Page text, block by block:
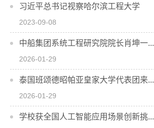
习近平总书记视察哈尔滨工程大学
2023-09-08
中船集团系统工程研究院院长肖坤一...
2026-01-29
泰国班颂德昭帕亚皇家大学代表团来...
2026-01-29
学校获全国人工智能应用场景创新挑...